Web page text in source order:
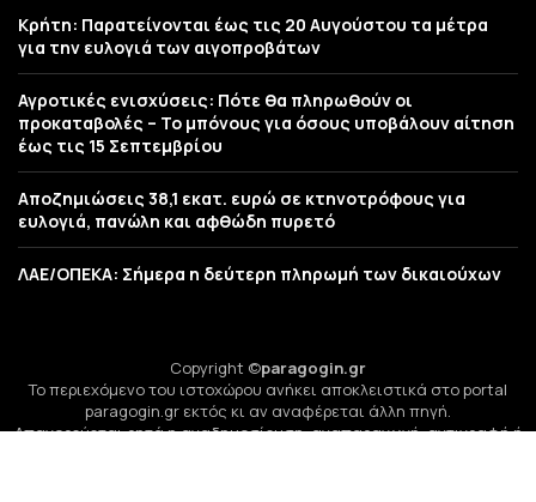
Κρήτη: Παρατείνονται έως τις 20 Αυγούστου τα μέτρα
για την ευλογιά των αιγοπροβάτων
Αγροτικές ενισχύσεις: Πότε θα πληρωθούν οι
προκαταβολές – Το μπόνους για όσους υποβάλουν αίτηση
έως τις 15 Σεπτεμβρίου
Αποζημιώσεις 38,1 εκατ. ευρώ σε κτηνοτρόφους για
ευλογιά, πανώλη και αφθώδη πυρετό
ΛΑΕ/ΟΠΕΚΑ: Σήμερα η δεύτερη πληρωμή των δικαιούχων
Copyright ©paragogin.gr
Το περιεχόμενο του ιστοχώρου ανήκει αποκλειστικά στο portal
paragogin.gr εκτός κι αν αναφέρεται άλλη πηγή.
Απαγορεύεται ρητά η αναδημοσίευση, αναπαραγωγή, αντιγραφή ή